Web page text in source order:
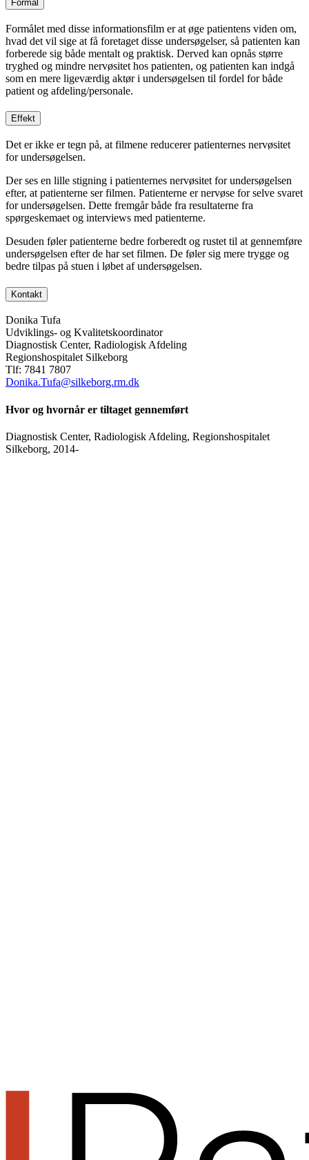
Formål
Formålet med disse informationsfilm er at øge patientens viden om,
hvad det vil sige at få foretaget disse undersøgelser, så patienten kan
forberede sig både mentalt og praktisk. Derved kan opnås større
tryghed og mindre nervøsitet hos patienten, og patienten kan indgå
som en mere ligeværdig aktør i undersøgelsen til fordel for både
patient og afdeling/personale.
Effekt
Det er ikke er tegn på, at filmene reducerer patienternes nervøsitet
for undersøgelsen.
Der ses en lille stigning i patienternes nervøsitet for undersøgelsen
efter, at patienterne ser filmen. Patienterne er nervøse for selve svaret
for undersøgelsen. Dette fremgår både fra resultaterne fra
spørgeskemaet og interviews med patienterne.
Desuden føler patienterne bedre forberedt og rustet til at gennemføre
undersøgelsen efter de har set filmen. De føler sig mere trygge og
bedre tilpas på stuen i løbet af undersøgelsen.
Kontakt
Donika Tufa
Udviklings- og Kvalitetskoordinator
Diagnostisk Center, Radiologisk Afdeling
Regionshospitalet Silkeborg
Tlf: 7841 7807
Donika.Tufa@silkeborg.rm.dk
Hvor og hvornår er tiltaget gennemført
Diagnostisk Center, Radiologisk Afdeling, Regionshospitalet
Silkeborg, 2014-